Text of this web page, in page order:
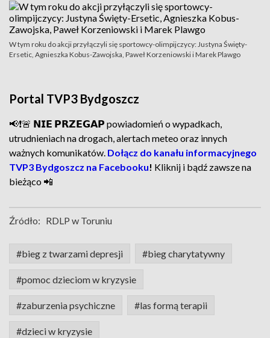
W tym roku do akcji przyłączyli się sportowcy-olimpijczycy: Justyna Święty-
Ersetic, Agnieszka Kobus-Zawojska, Paweł Korzeniowski i Marek Plawgo
Portal TVP3 Bydgoszcz
📢❗🚨 𝗡𝗜𝗘 𝗣𝗥𝗭𝗘𝗚𝗔𝗣 powiadomień o wypadkach,
utrudnieniach na drogach, alertach meteo oraz innych
ważnych komunikatów. Dołącz do kanału informacyjnego
TVP3 Bydgoszcz na Facebooku! Kliknij i bądź zawsze na
bieżąco 📲
Źródło: RDLP w Toruniu
#bieg z twarzami depresji #bieg charytatywny
#pomoc dzieciom w kryzysie
#zaburzenia psychiczne #las formą terapii
#dzieci w kryzysie